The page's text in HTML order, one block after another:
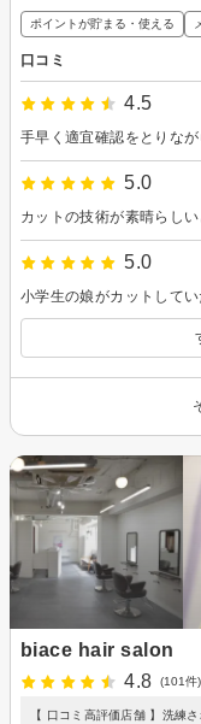
ポイントが貯まる・使える
口コミ
4.5
手早く適宜確認をとりな
5.0
5.0
biace hair salon
4.8
(101件)
【 口コミ高評価店舗 】洗練